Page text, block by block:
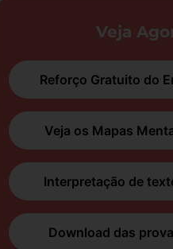
Veja
Reforço Gratuito do
Veja os Mapas
Interpretação de
Download das